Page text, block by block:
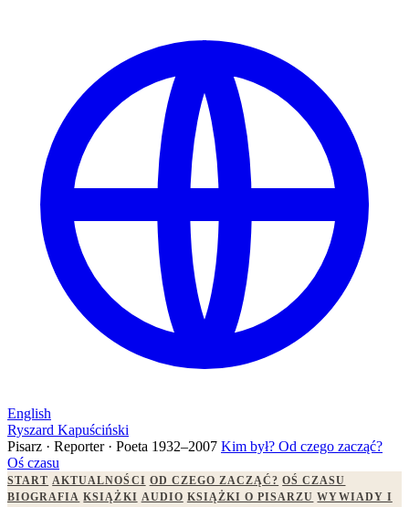
English
Ryszard Kapuściński
Pisarz · Reporter · Poeta 1932–2007 Kim był? Od czego zacząć?
Oś czasu
START AKTUALNOŚCI OD CZEGO ZACZĄĆ? OŚ CZASU
BIOGRAFIA KSIĄŻKI AUDIO KSIĄŻKI O PISARZU WYWIADY I